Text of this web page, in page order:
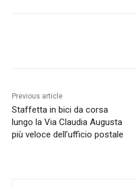
Previous article
Staffetta in bici da corsa
lungo la Via Claudia Augusta
più veloce dell’ufficio postale